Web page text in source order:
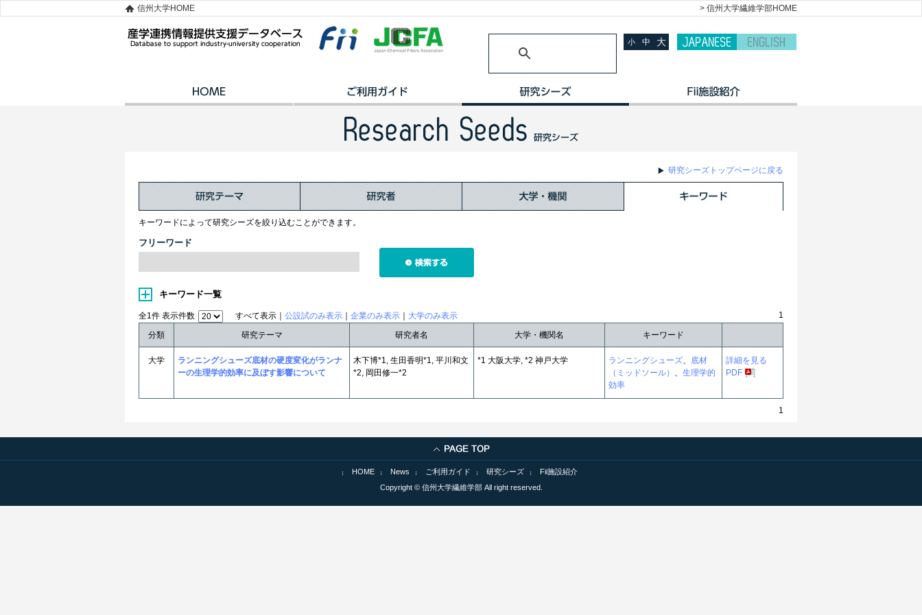
> 信州大学繊維学部HOME
信州大学HOME
小 中 大
研究シーズトップページに戻る
キーワードによって研究シーズを絞り込むことができます。
フリーワード
キーワード一覧
全1件 表示件数 すべて表示｜ 公設試のみ表示 企業のみ表示 大学のみ表示 1
分類 研究テーマ 研究者名 大学・機関名 キーワード
大学
ランニングシューズ底材の硬度変化がランナ
ーの生理学的効率に及ぼす影響について
木下博*1, 生田香明*1, 平川和文
*2, 岡田修一*2
*1 大阪大学, *2 神戸大学 ランニングシューズ、 底材
（ミッドソール） 、 生理学的
効率
詳細を見る
PDF
1
HOME News ご利用ガイド 研究シーズ
Fii施設紹介
Copyright © 信州大学繊維学部 All right reserved.